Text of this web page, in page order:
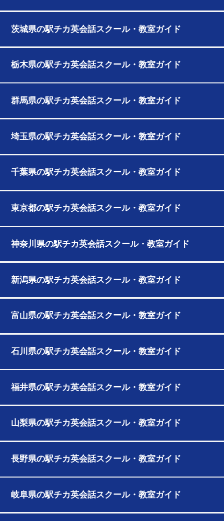
茨城県の駅チカ英会話スクール・教室ガイド
栃木県の駅チカ英会話スクール・教室ガイド
群馬県の駅チカ英会話スクール・教室ガイド
埼玉県の駅チカ英会話スクール・教室ガイド
千葉県の駅チカ英会話スクール・教室ガイド
東京都の駅チカ英会話スクール・教室ガイド
神奈川県の駅チカ英会話スクール・教室ガイド
新潟県の駅チカ英会話スクール・教室ガイド
富山県の駅チカ英会話スクール・教室ガイド
石川県の駅チカ英会話スクール・教室ガイド
福井県の駅チカ英会話スクール・教室ガイド
山梨県の駅チカ英会話スクール・教室ガイド
長野県の駅チカ英会話スクール・教室ガイド
岐阜県の駅チカ英会話スクール・教室ガイド